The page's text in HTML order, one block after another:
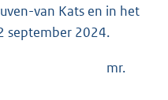
van Kats en in het
september 2024.
mr.